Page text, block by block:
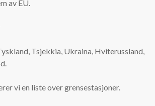
av EU.
Tsjekkia, Ukraina, Hviterussland,
vi en liste over grensestasjoner.